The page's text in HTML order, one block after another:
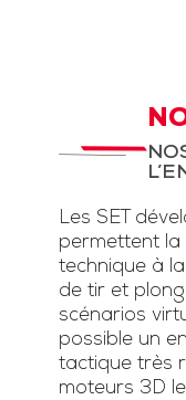
Les SET
permettent la
technique à
de tir et
scénarios
possible un
tactique très
moteurs 3D